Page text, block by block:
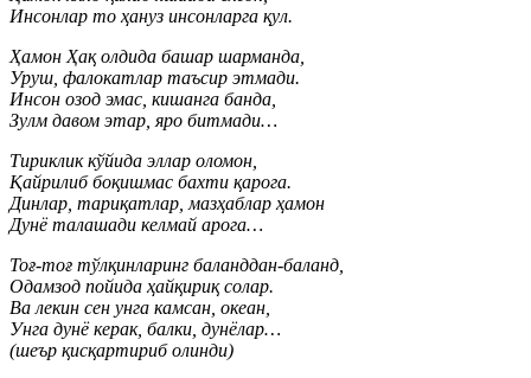
Инсонлар то ҳануз инсонларга қул.
Ҳамон Ҳақ олдида башар шарманда,
Уруш, фалокатлар таъсир этмади.
Инсон озод эмас, кишанга банда,
Зулм давом этар, яро битмади…
Тириклик кўйида эллар оломон,
Қайрилиб боқишмас бахти қарога.
Динлар, тариқатлар, мазҳаблар ҳамон
Дунё талашади келмай арога…
Тоғ-тоғ тўлқинларинг баланддан-баланд,
Одамзод пойида ҳайқириқ солар.
Ва лекин сен унга камсан, океан,
Унга дунё керак, балки, дунёлар…
(шеър қисқартириб олинди)